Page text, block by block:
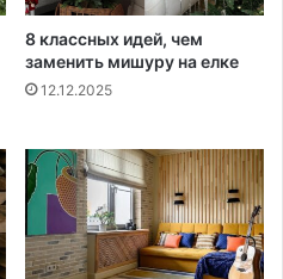
8 классных идей, чем
заменить мишуру на елке
12.12.2025